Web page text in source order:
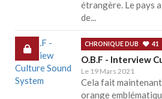
étrangère. Le pays
de...
CHRONIQUE DUB 41
O.B.F - Interview
Le 19 Mars 2021
Cela fait
orange